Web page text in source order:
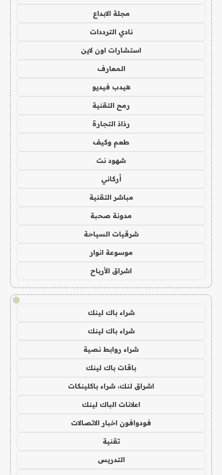
مجلة الابداع
نادي الترددات
استشارات اون لاين
المعارف
هيدب فيديو
رمح التقنية
رذاذ التجارة
طعم وكيف
شهود نت
أركاني
مباشر التقنية
مدونة صحبة
شرقيات السياحة
موسوعة انوار
اشراق الأرباح
!
شراء باك لينك
شراء باك لينك
شراء روابط نصية
باقات باك لينك
اشراق لنك، شراء باكلينكات
اعلانات الباك لينك
فودوافون اخبار الاتصالات
تقنية
التدريس